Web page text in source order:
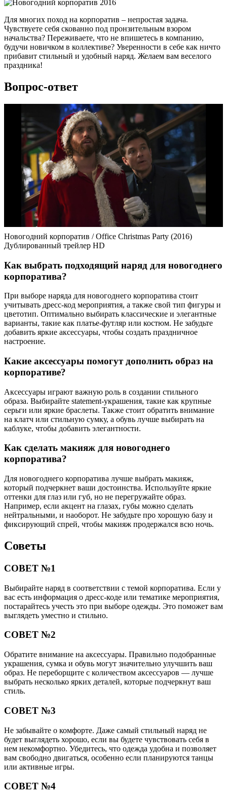
Для многих поход на корпоратив – непростая задача.
Чувствуете себя скованно под пронзительным взором
начальства? Переживаете, что не впишетесь в компанию,
будучи новичком в коллективе? Уверенности в себе как ничто
прибавит стильный и удобный наряд. Желаем вам веселого
праздника!
Вопрос-ответ
Новогодний корпоратив / Office Christmas Party (2016)
Дублированный трейлер HD
Как выбрать подходящий наряд для новогоднего
корпоратива?
При выборе наряда для новогоднего корпоратива стоит
учитывать дресс-код мероприятия, а также свой тип фигуры и
цветотип. Оптимально выбирать классические и элегантные
варианты, такие как платье-футляр или костюм. Не забудьте
добавить яркие аксессуары, чтобы создать праздничное
настроение.
Какие аксессуары помогут дополнить образ на
корпоративе?
Аксессуары играют важную роль в создании стильного
образа. Выбирайте statement-украшения, такие как крупные
серьги или яркие браслеты. Также стоит обратить внимание
на клатч или стильную сумку, а обувь лучше выбирать на
каблуке, чтобы добавить элегантности.
Как сделать макияж для новогоднего
корпоратива?
Для новогоднего корпоратива лучше выбрать макияж,
который подчеркнет ваши достоинства. Используйте яркие
оттенки для глаз или губ, но не перегружайте образ.
Например, если акцент на глазах, губы можно сделать
нейтральными, и наоборот. Не забудьте про хорошую базу и
фиксирующий спрей, чтобы макияж продержался всю ночь.
Советы
СОВЕТ №1
Выбирайте наряд в соответствии с темой корпоратива. Если у
вас есть информация о дресс-коде или тематике мероприятия,
постарайтесь учесть это при выборе одежды. Это поможет вам
выглядеть уместно и стильно.
СОВЕТ №2
Обратите внимание на аксессуары. Правильно подобранные
украшения, сумка и обувь могут значительно улучшить ваш
образ. Не переборщите с количеством аксессуаров — лучше
выбрать несколько ярких деталей, которые подчеркнут ваш
стиль.
СОВЕТ №3
Не забывайте о комфорте. Даже самый стильный наряд не
будет выглядеть хорошо, если вы будете чувствовать себя в
нем некомфортно. Убедитесь, что одежда удобна и позволяет
вам свободно двигаться, особенно если планируются танцы
или активные игры.
СОВЕТ №4